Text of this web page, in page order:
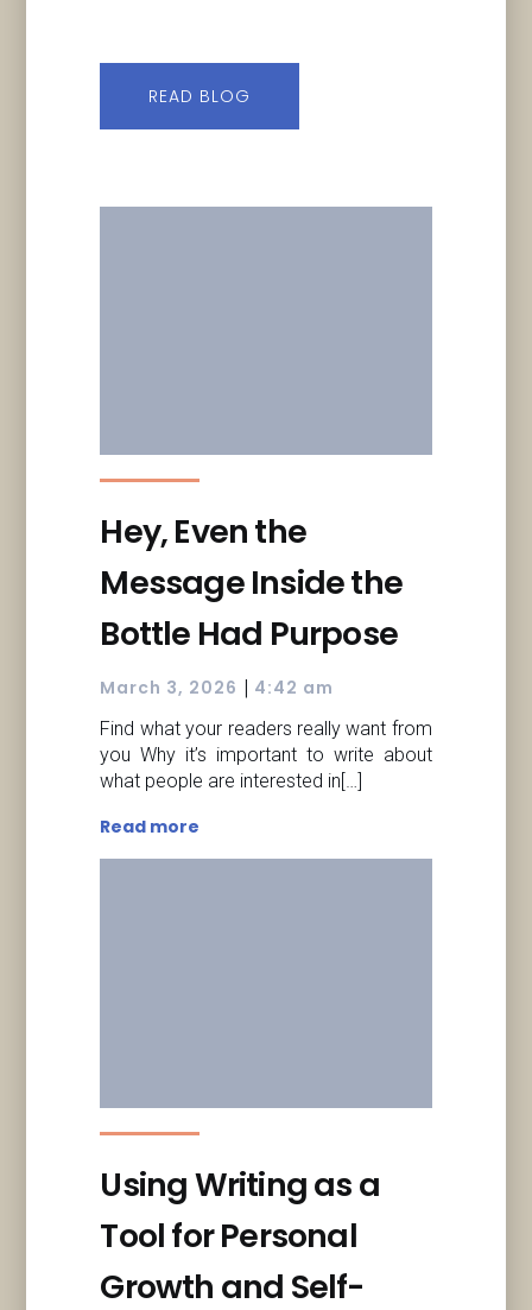
READ BLOG
Hey, Even the
Message Inside the
Bottle Had Purpose
March 3, 2026 | 4:42 am
Find what your readers really want from
you Why it’s important to write about
what people are interested in[…]
Read more
Using Writing as a
Tool for Personal
Growth and Self-